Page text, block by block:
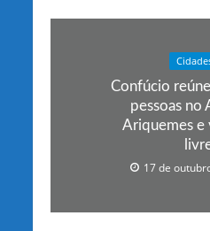
Confúcio
pessoas no
Ariquemes e
17 de